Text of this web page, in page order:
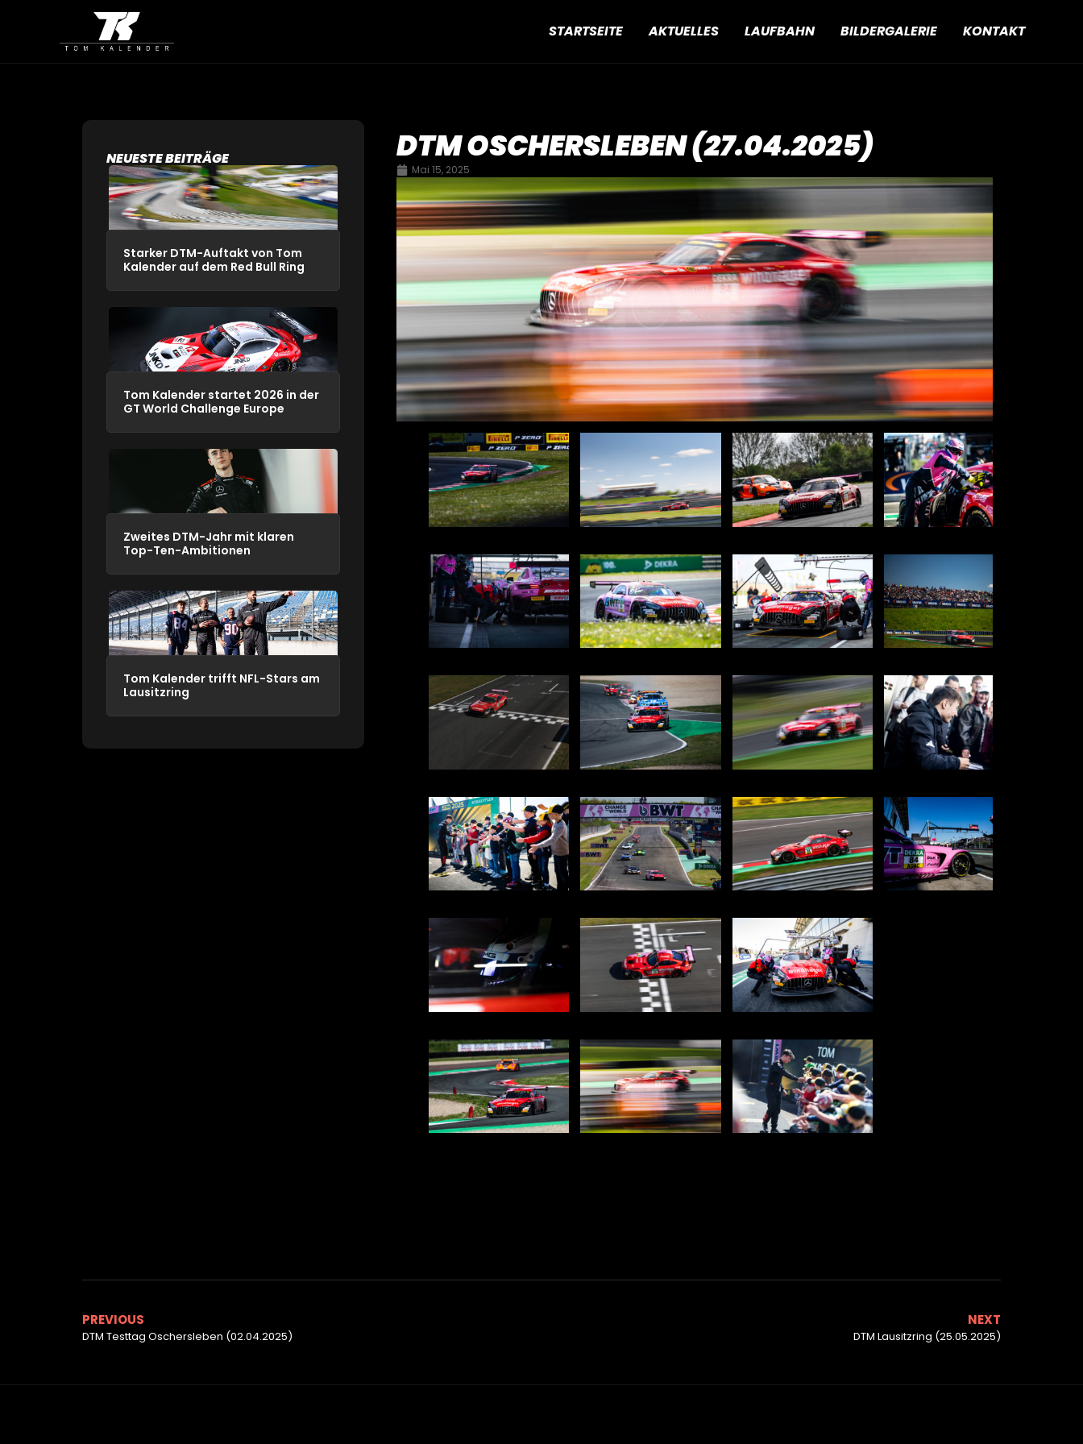
STARTSEITE AKTUELLES LAUFBAHN BILDERGALERIE KONTAKT
NEUESTE BEITRÄGE
Starker DTM-Auftakt von Tom
Kalender auf dem Red Bull Ring
Tom Kalender startet 2026 in der
GT World Challenge Europe
Zweites DTM-Jahr mit klaren
Top-Ten-Ambitionen
Tom Kalender trifft NFL-Stars am
Lausitzring
DTM OSCHERSLEBEN (27.04.2025)
Mai 15, 2025
PREVIOUS
DTM Testtag Oschersleben (02.04.2025)
NEXT
DTM Lausitzring (25.05.2025)